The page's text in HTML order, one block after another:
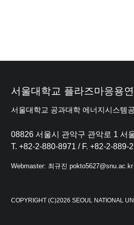
서울대학교 플라즈마응용
서울대학교 공과대학 에너지시스템
08826 서울시 관악구 관악로 1 서
T. +82-2-880-8971 / F. +82-2-889-
Webmaster: 최규진 pokto5627@snu.ac.kr
COPYRIGHT (C)2026 SEOUL NATIONAL